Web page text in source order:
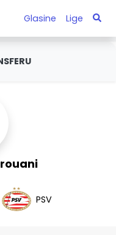
Glasine Lige
PSV